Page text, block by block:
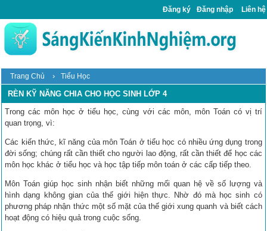
Đăng ký Đăng nhập Liên hệ
Trang Chủ › Tiểu Học
RÈN KỸ NĂNG CHIA CHO HỌC SINH LỚP 4
Trong các môn học ở tiểu học, cùng với các môn, môn Toán có vị trí
quan trọng, vì:
Các kiến thức, kĩ năng của môn Toán ở tiểu học có nhiều ứng dụng trong
đời sống; chúng rất cần thiết cho người lao động, rất cần thiết để học các
môn học khác ở tiểu học và học tập tiếp môn toán ở các cấp tiếp theo.
Môn Toán giúp học sinh nhận biết những mối quan hệ về số lượng và
hình dạng không gian của thế giới hiện thực. Nhờ đó mà học sinh có
phương pháp nhận thức một số mặt của thế giới xung quanh và biết cách
hoạt động có hiệu quả trong cuộc sống.